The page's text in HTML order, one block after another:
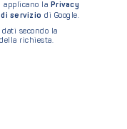
applicano la Privacy
servizio di Google.
secondo la
richiesta.